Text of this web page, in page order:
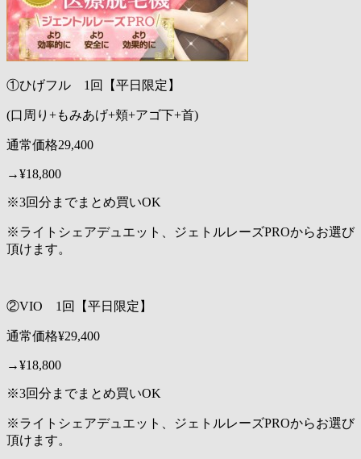
①ひげフル 1回【平日限定】
(口周り+もみあげ+頬+アゴ下+首)
通常価格29,400
→¥18,800
※3回分までまとめ買いOK
※ライトシェアデュエット、ジェトルレーズPROからお選び
頂けます。
②VIO 1回【平日限定】
通常価格¥29,400
→¥18,800
※3回分までまとめ買いOK
※ライトシェアデュエット、ジェトルレーズPROからお選び
頂けます。